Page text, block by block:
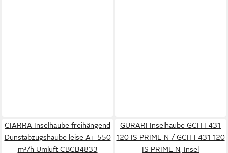
CIARRA Inselhaube freihängend
Dunstabzugshaube leise A+ 550
m³/h Umluft CBCB4833
GURARI Inselhaube GCH I 431
120 IS PRIME N / GCH I 431 120
IS PRIME N, Insel